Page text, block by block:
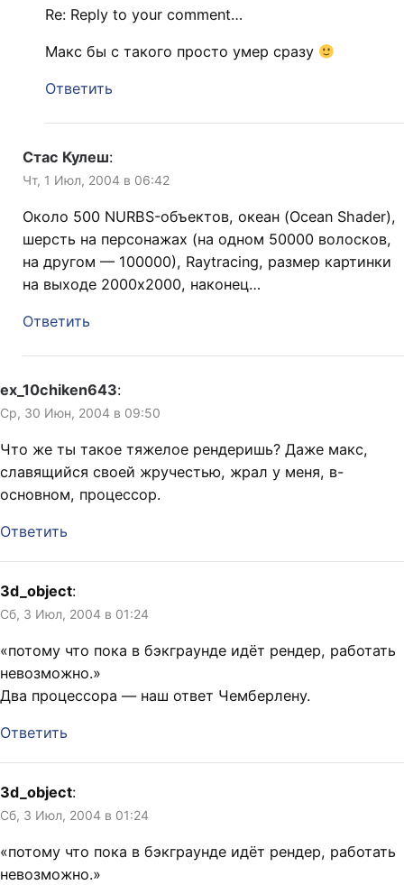
Re: Reply to your comment…
Макс бы с такого просто умер сразу
Ответить
Стас Кулеш:
Чт, 1 Июл, 2004 в 06:42
Около 500 NURBS-объектов, океан (Ocean Shader),
шерсть на персонажах (на одном 50000 волосков,
на другом — 100000), Raytracing, размер картинки
на выходе 2000х2000, наконец…
Ответить
ex_10chiken643:
Ср, 30 Июн, 2004 в 09:50
Что же ты такое тяжелое рендеришь? Даже макс,
славящийся своей жручестью, жрал у меня, в-
основном, процессор.
Ответить
3d_object:
Сб, 3 Июл, 2004 в 01:24
«потому что пока в бэкграунде идёт рендер, работать
невозможно.»
Два процессора — наш ответ Чемберлену.
Ответить
3d_object:
Сб, 3 Июл, 2004 в 01:24
«потому что пока в бэкграунде идёт рендер, работать
невозможно.»